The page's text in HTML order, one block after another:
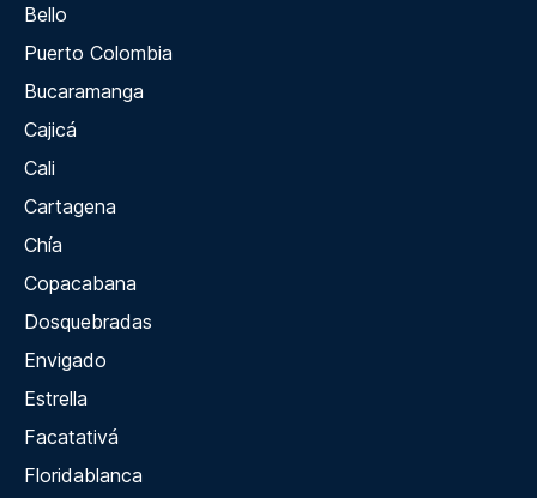
Bello
Puerto Colombia
Bucaramanga
Cajicá
Cali
Cartagena
Chía
Copacabana
Dosquebradas
Envigado
Estrella
Facatativá
Floridablanca